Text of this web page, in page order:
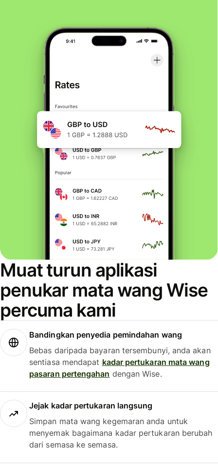
Muat turun aplikasi
penukar mata wang Wise
percuma kami
Bandingkan penyedia pemindahan wang
Bebas daripada bayaran tersembunyi, anda akan
sentiasa mendapat kadar pertukaran mata wang
pasaran pertengahan dengan Wise.
Jejak kadar pertukaran langsung
Simpan mata wang kegemaran anda untuk
menyemak bagaimana kadar pertukaran berubah
dari semasa ke semasa.